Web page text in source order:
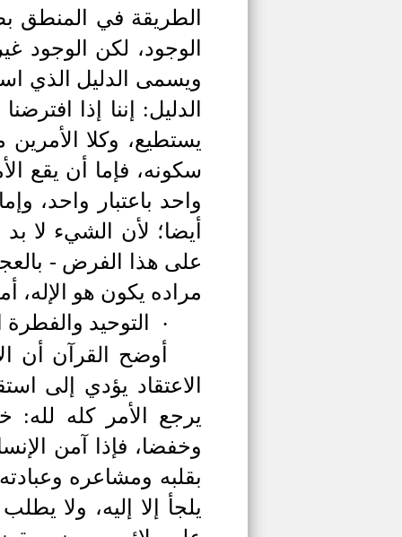
الطريقة في المنطق
الوجود، لكن الوجود
ويسمى الدليل الذي
الدليل: إننا إذا
يستطيع، وكلا الأمرين
سكونه، فإما أن يقع
واحد باعتبار واحد،
أيضا؛ لأن الشيء لا
على هذا الفرض -
مراده يكون هو الإله،
·
التوحيد والفطرة
أوضح القرآن أن
الاعتقاد يؤدي إلى
يرجع الأمر كله لله:
وخفضا، فإذا آمن
بقلبه ومشاعره
يلجأ إلا إليه، ولا